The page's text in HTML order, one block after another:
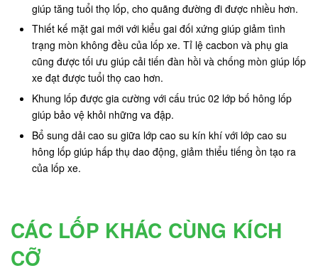
giúp tăng tuổi thọ lốp, cho quãng đường đi được nhiều hơn.
Thiết kế mặt gai mới với kiểu gai đối xứng giúp giảm tình
trạng mòn không đều của lốp xe. Tỉ lệ cacbon và phụ gia
cũng được tối ưu giúp cải tiến đàn hồi và chống mòn giúp lốp
xe đạt được tuổi thọ cao hơn.
Khung lốp được gia cường với cấu trúc 02 lớp bố hông lốp
giúp bảo vệ khỏi những va đập.
Bổ sung dải cao su giữa lớp cao su kín khí với lớp cao su
hông lốp giúp hấp thụ dao động, giảm thiểu tiếng ồn tạo ra
của lốp xe.
CÁC LỐP KHÁC CÙNG KÍCH
CỠ